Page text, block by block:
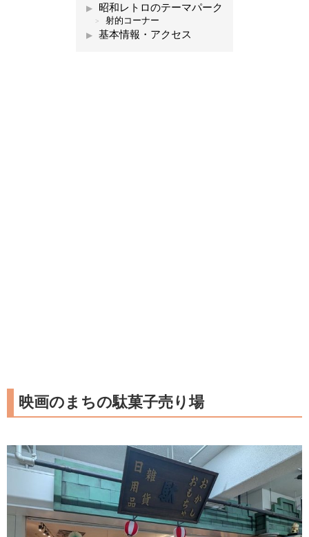
昭和レトロのテーマパーク
射的コーナー
基本情報・アクセス
映画のまちの駄菓子売り場